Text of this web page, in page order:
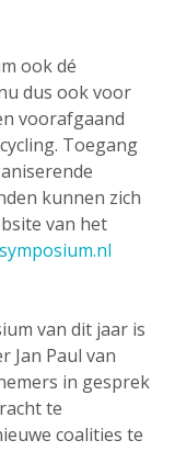
ook dé
dus ook voor
voorafgaand
Toegang
kunnen zich
van het
van dit jaar is
Jan Paul van
in gesprek
te
coalities te